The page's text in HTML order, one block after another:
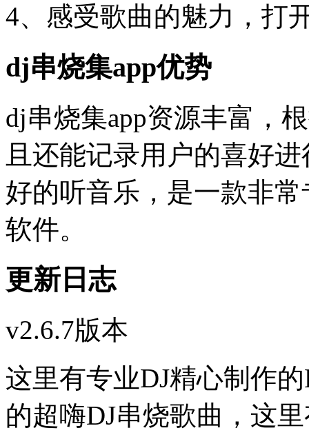
4、感受歌曲的魅力，打
dj串烧集app优势
dj串烧集app资源丰富，
且还能记录用户的喜好
好的听音乐，是一款非
软件。
更新日志
v2.6.7版本
这里有专业DJ精心制作
的超嗨DJ串烧歌曲，这